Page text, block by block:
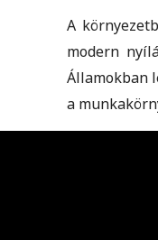
A
modern
Államokban
a